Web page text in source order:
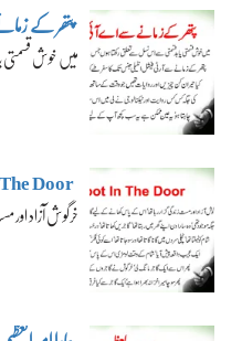
پتھر کے
میں خوش
Door
خرگوش آزاد